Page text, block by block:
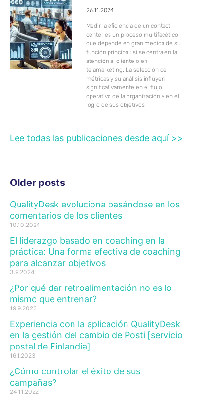
26.11.2024
Medir la eficiencia de un contact
center es un proceso multifacético
que depende en gran medida de su
función principal: si se centra en la
atención al cliente o en
telamarketing. La selección de
métricas y su análisis influyen
significativamente en el flujo
operativo de la organización y en el
logro de sus objetivos.
Lee todas las publicaciones desde aquí >>
Older posts
QualityDesk evoluciona basándose en los
comentarios de los clientes
10.10.2024
El liderazgo basado en coaching en la
práctica: Una forma efectiva de coaching
para alcanzar objetivos
3.9.2024
¿Por qué dar retroalimentación no es lo
mismo que entrenar?
19.9.2023
Experiencia con la aplicación QualityDesk
en la gestión del cambio de Posti [servicio
postal de Finlandia]
16.1.2023
¿Cómo controlar el éxito de sus
campañas?
24.11.2022